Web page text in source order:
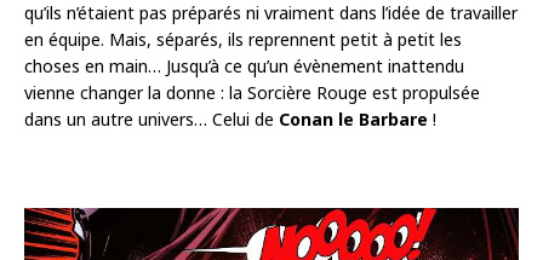
qu’ils n’étaient pas préparés ni vraiment dans l’idée de travailler
en équipe. Mais, séparés, ils reprennent petit à petit les
choses en main… Jusqu’à ce qu’un évènement inattendu
vienne changer la donne : la Sorcière Rouge est propulsée
dans un autre univers… Celui de Conan le Barbare !